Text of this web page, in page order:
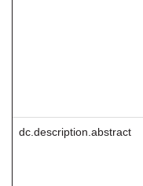
dc.description.abstract